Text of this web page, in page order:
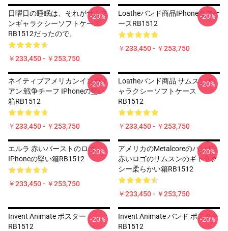
日曜日の睡眠は、それがサムス
ンギャラクシーソフトケース
RB1512だったので、
￥233,450 - ￥253,750
-20%
Loatheバンド商品iPhoneタフケ
ースRB1512
￥233,450 - ￥253,750
-20%
ネイティブアメリカンインディ
アン:戦争チーフ IPhoneの堅い
箱RB1512
￥233,450 - ￥253,750
-20%
Loatheバンド商品 サムスンギ
ャラクシーソフトケース
RB1512
￥233,450 - ￥253,750
-20%
エルラ 赤いバーストのロゴ
IPhoneの堅い箱RB1512
￥233,450 - ￥253,750
-20%
アメリカのmetalcoreのバンド
赤いロゴのサムスンのギャラク
シー柔らかい箱RB1512
￥233,450 - ￥253,750
-20%
Invent Animate ポスター
RB1512
-20%
Invent Animate バンド ポスター
RB1512
-20%